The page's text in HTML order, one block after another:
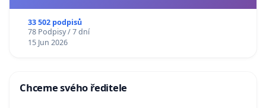
33 502 podpisů
78 Podpisy / 7 dní
15 Jun 2026
Chceme svého ředitele